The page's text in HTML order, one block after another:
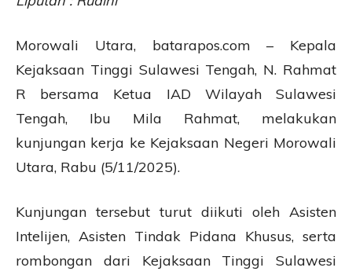
Morowali Utara, batarapos.com – Kepala
Kejaksaan Tinggi Sulawesi Tengah, N. Rahmat
R bersama Ketua IAD Wilayah Sulawesi
Tengah, Ibu Mila Rahmat, melakukan
kunjungan kerja ke Kejaksaan Negeri Morowali
Utara, Rabu (5/11/2025).
Kunjungan tersebut turut diikuti oleh Asisten
Intelijen, Asisten Tindak Pidana Khusus, serta
rombongan dari Kejaksaan Tinggi Sulawesi